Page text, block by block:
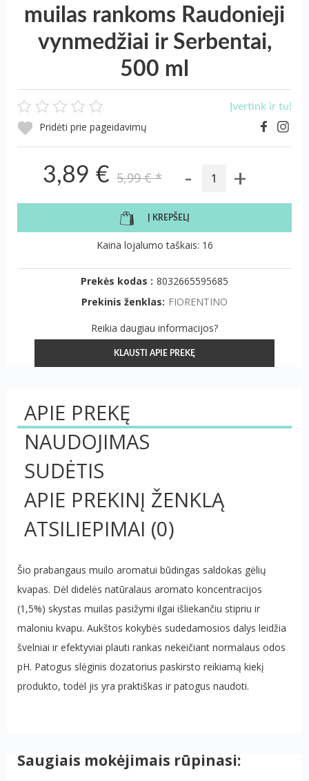
muilas rankoms Raudonieji
vynmedžiai ir Serbentai,
500 ml
Įvertink ir tu!
Pridėti prie pageidavimų
3,89 € 5,99 €* - +
Į KREPŠELĮ
Kaina lojalumo taškais: 16
Prekės kodas : 8032665595685
Prekinis ženklas: FIORENTINO
Reikia daugiau informacijos?
KLAUSTI APIE PREKĘ
APIE PREKĘ
NAUDOJIMAS
SUDĖTIS
APIE PREKINĮ ŽENKLĄ
ATSILIEPIMAI (0)
Šio prabangaus muilo aromatui būdingas saldokas gėlių
kvapas. Dėl didelės natūralaus aromato koncentracijos
(1,5%) skystas muilas pasižymi ilgai išliekančiu stipriu ir
maloniu kvapu. Aukštos kokybės sudedamosios dalys leidžia
švelniai ir efektyviai plauti rankas nekeičiant normalaus odos
pH. Patogus slėginis dozatorius paskirsto reikiamą kiekį
produkto, todėl jis yra praktiškas ir patogus naudoti.
Saugiais mokėjimais rūpinasi: